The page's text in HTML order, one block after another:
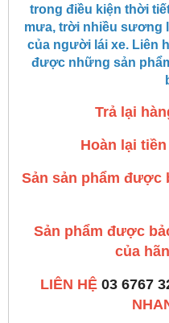
trong điều kiện thời
mưa, trời nhiều sương
của người lái xe. Liên
được những sản
Trả lại
Hoàn lại
Sản sản phẩm được
Sản phẩm được
của
LIÊN HỆ 03 6767